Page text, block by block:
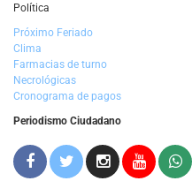
Política
Próximo Feriado
Clima
Farmacias de turno
Necrológicas
Cronograma de pagos
Periodismo Ciudadano